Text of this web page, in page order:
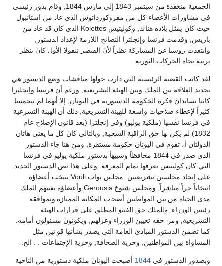
الجمعية منعقدة من سبتمبر 1843 إلى مارس 1844, وقام بدور رئيسي
في مشاورات الأعضاء كل من مفروكورداتوس الذي عاد من استانبول
حيث كان يمثل بلاده هناك, وكوليتيس Kolettes الذي كان قد عاد من
باريس, وقدمت فرنسا وإنجلترا النصائح اللازمة لإعداد الدستور,
وابتعدت روسيا عن المشاركة نظراً لأن القيصر نيقولا الأول كان ينظر
بريبة تجاه الحركات الثورية.
لقد كانت القضية الرئيسية التي دارت حولها مناقشات وضع الدستور هي
تحديد العلاقة بين الملك وبين الهيئة التشريعية, ورغم أن فرنسا وإنجلترا
كانتا تساندان فكرة الحكومة الدستورية في اليونان, إلا أنهما لم تتحمسا
كثيراً لإعطاء صلاحيات واسعة للهيئة التشريعية, ذلك أن الهيئة التشرعية
في فرنسا نفسها (ملكية يوليو) وفي إنجلترا (بعد قانون الإصلاح عام
1832) لم يكن لها حق الراقبة الشعبية, وبالتالي كان كل ما يعني هاتان
الدولتان أ، تقوم في اليونان حكومة مستقرة, ومن هنا جاء الدستور
الذي صدر في 1844 محافظاً وشبيهاً بدستور ملكية يوليو في فرنسا
التي كان كوليتيس يعرفها تمام المعرفة. وعلى هذا نص الدستور الجديد
على إيجاد مجلسين تشريعيين: مجلس نواب Vouli ينتخب أعضاؤه
انتخاباً حراً مباشراً, ومجلس شيوخ Gerousia وأعضاؤه يعينهم الملك
مدى الحياة من بين المواطنين أصحاب المكانة الممتازة وبموافقة
رئيس الوزراء, وللملك حق الفيتو المطلق على قرارات الهيئة
التشريعية, ومن حقه تعيين الوزراء وعزلهم, ويكونون مسئولون أمامه.
كما تضمن الدستور المبادئ العامة التي يصدر بشأنها قوانين مثل
المساواة بين المواطنين, وحرية الصحافة, وحرية الإجتماعات . . الخ.
وبصدور الدستور في 1844 أصبحت اليونان ملكية دستورية من الناحية